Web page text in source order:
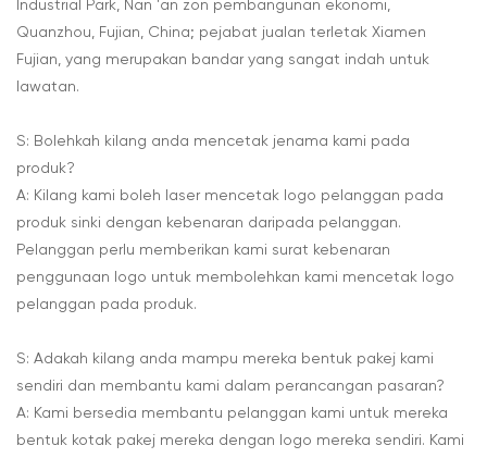
Industrial Park, Nan 'an zon pembangunan ekonomi,
Quanzhou, Fujian, China; pejabat jualan terletak Xiamen
Fujian, yang merupakan bandar yang sangat indah untuk
lawatan.
S: Bolehkah kilang anda mencetak jenama kami pada
produk?
A: Kilang kami boleh laser mencetak logo pelanggan pada
produk sinki dengan kebenaran daripada pelanggan.
Pelanggan perlu memberikan kami surat kebenaran
penggunaan logo untuk membolehkan kami mencetak logo
pelanggan pada produk.
S: Adakah kilang anda mampu mereka bentuk pakej kami
sendiri dan membantu kami dalam perancangan pasaran?
A: Kami bersedia membantu pelanggan kami untuk mereka
bentuk kotak pakej mereka dengan logo mereka sendiri. Kami